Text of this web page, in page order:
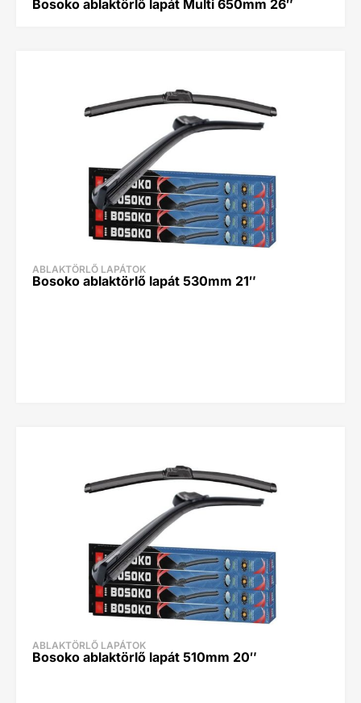
Bosoko ablaktörlő lapát Multi 650mm 26″
ABLAKTÖRLŐ LAPÁTOK
Bosoko ablaktörlő lapát 530mm 21″
ABLAKTÖRLŐ LAPÁTOK
Bosoko ablaktörlő lapát 510mm 20″